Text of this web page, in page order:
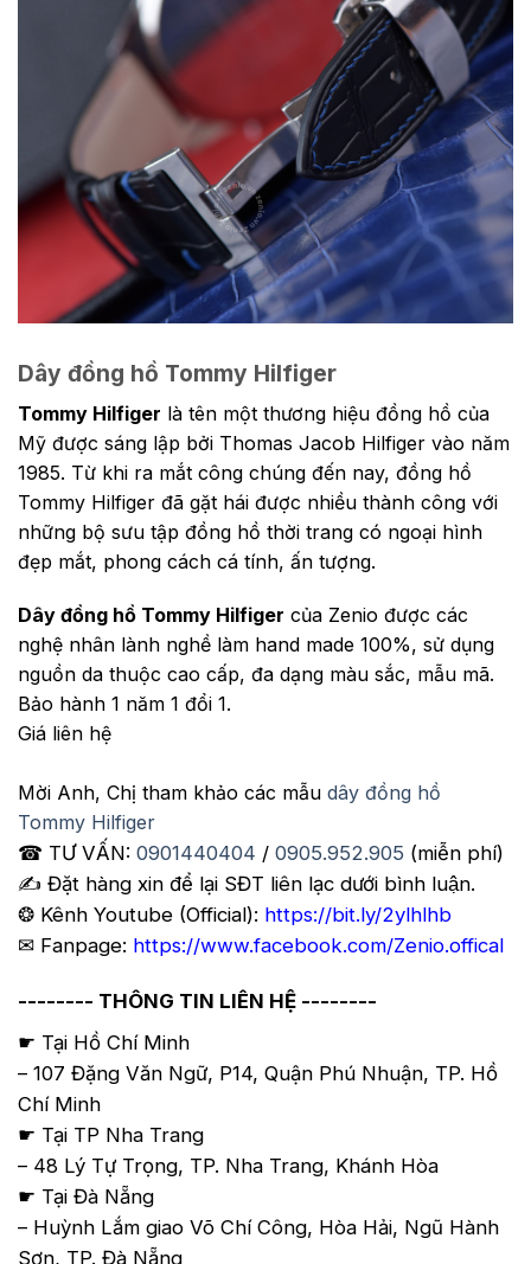
Dây đồng hồ Tommy Hilfiger
Tommy Hilfiger là tên một thương hiệu đồng hồ của
Mỹ được sáng lập bởi Thomas Jacob Hilfiger vào năm
1985. Từ khi ra mắt công chúng đến nay, đồng hồ
Tommy Hilfiger đã gặt hái được nhiều thành công với
những bộ sưu tập đồng hồ thời trang có ngoại hình
đẹp mắt, phong cách cá tính, ấn tượng.
Dây đồng hồ Tommy Hilfiger của Zenio được các
nghệ nhân lành nghề làm hand made 100%, sử dụng
nguồn da thuộc cao cấp, đa dạng màu sắc, mẫu mã.
Bảo hành 1 năm 1 đổi 1.
Giá liên hệ
Mời Anh, Chị tham khảo các mẫu dây đồng hồ
Tommy Hilfiger
☎ TƯ VẤN: 0901440404 / 0905.952.905 (miễn phí)
✍️ Đặt hàng xin để lại SĐT liên lạc dưới bình luận.
❂ Kênh Youtube (Official): https://bit.ly/2ylhlhb
✉ Fanpage: https://www.facebook.com/Zenio.offical
-------- THÔNG TIN LIÊN HỆ --------
☛ Tại Hồ Chí Minh
– 107 Đặng Văn Ngữ, P14, Quận Phú Nhuận, TP. Hồ
Chí Minh
☛ Tại TP Nha Trang
– 48 Lý Tự Trọng, TP. Nha Trang, Khánh Hòa
☛ Tại Đà Nẵng
– Huỳnh Lắm giao Võ Chí Công, Hòa Hải, Ngũ Hành
Sơn, TP. Đà Nẵng